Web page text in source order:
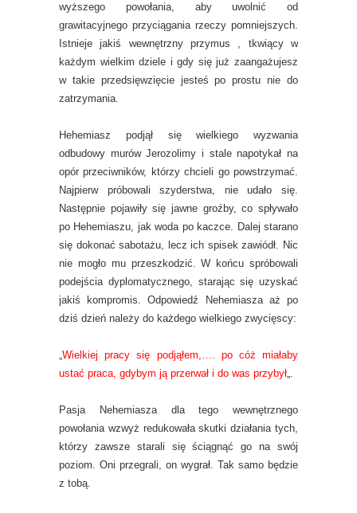
wyższego powołania, aby uwolnić od
grawitacyjnego przyciągania rzeczy pomniejszych.
Istnieje jakiś wewnętrzny przymus , tkwiący w
każdym wielkim dziele i gdy się już zaangażujesz
w takie przedsięwzięcie jesteś po prostu nie do
zatrzymania.
Hehemiasz podjął się wielkiego wyzwania
odbudowy murów Jerozolimy i stale napotykał na
opór przeciwników, którzy chcieli go powstrzymać.
Najpierw próbowali szyderstwa, nie udało się.
Następnie pojawiły się jawne groźby, co spływało
po Hehemiaszu, jak woda po kaczce. Dalej starano
się dokonać sabotażu, lecz ich spisek zawiódł. Nic
nie mogło mu przeszkodzić. W końcu spróbowali
podejścia dyplomatycznego, starając się uzyskać
jakiś kompromis. Odpowiedź Nehemiasza aż po
dziś dzień należy do każdego wielkiego zwycięscy:
„Wielkiej pracy się podjąłem,…. po cóż miałaby
ustać praca, gdybym ją przerwał i do was przybył„.
Pasja Nehemiasza dla tego wewnętrznego
powołania wzwyż redukowała skutki działania tych,
którzy zawsze starali się ściągnąć go na swój
poziom. Oni przegrali, on wygrał. Tak samo będzie
z tobą.